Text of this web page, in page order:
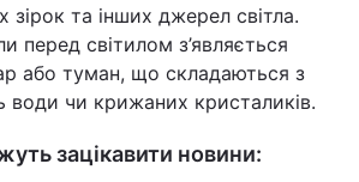
зірок та інших джерел світла.
перед світилом з’являється
або туман, що складаються з
води чи крижаних кристаликів.
зацікавити новини: